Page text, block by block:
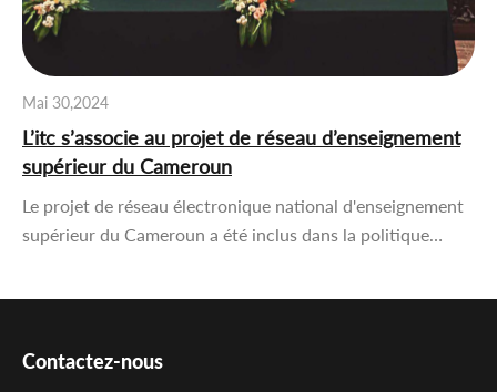
Mai 30,2024
L’itc s’associe au projet de réseau d’enseignement
supérieur du Cameroun
Le projet de réseau électronique national d'enseignement
supérieur du Cameroun a été inclus dans la politique…
Contactez-nous